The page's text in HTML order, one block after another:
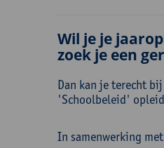
Wil je je
zoek je een
Dan kan je terecht
'Schoolbeleid'
In samenwerking